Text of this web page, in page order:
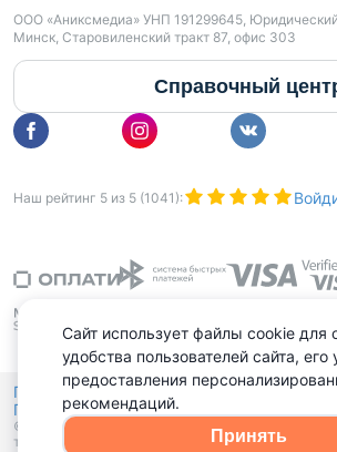
ООО «Аниксмедиа» УНП 191299645,
Минск, Старовиленский тракт 87, офис 303
Справочный
Наш рейтинг 5 из 5 (1041 ):
Политика конфиденциальности,
Политика обработки файлов куки и
© 2015 - 2026, Domovita.by. Копирование
только при наличии активной ссылки.
Сайт использует файлы cookie для
удобства пользователей сайта, его
предоставления
рекомендаций.
Принять